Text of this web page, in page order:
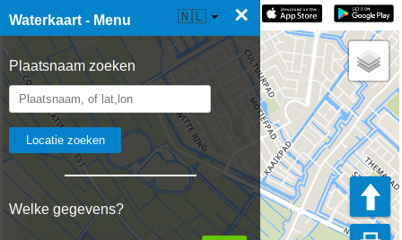
Waterkaart - Menu ×
Plaatsnaam zoeken
Welke gegevens?
☰ Waterkaart Live 🇳🇱